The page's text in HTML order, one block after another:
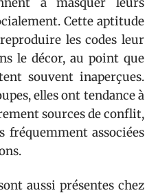
Cette aptitude
les codes leur
le décor, au point que
souvent inaperçues.
elles ont tendance à
sources de conflit,
fréquemment associées
aussi présentes chez